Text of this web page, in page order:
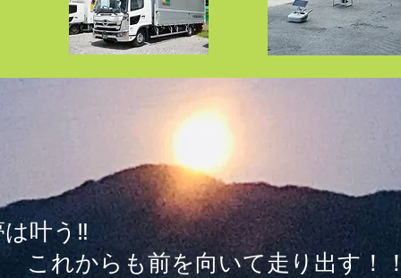
叶う‼
も前を向いて走り出す！